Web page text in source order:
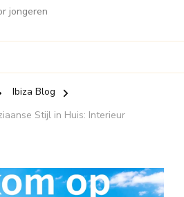
jongeren
Ibiza Blog
Stijl in Huis: Interieur